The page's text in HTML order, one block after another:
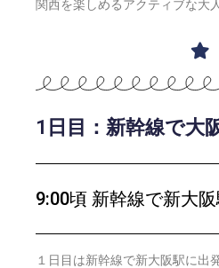
関西を楽しめるアクティブな大
1日目：新幹線で大
9:00頃 新幹線で新大
１日目は新幹線で新大阪駅に出